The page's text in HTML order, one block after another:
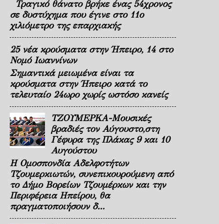
Τραγικό θάνατο βρήκε ένας 54χρονος
σε δυστύχημα που έγινε στο 11ο
χιλιόμετρο της επαρχιακής
25 νέα κρούσματα στην Ήπειρο, 14 στο
Νομό Ιωαννίνων
Σημαντικά μειωμένα είναι τα
κρούσματα στην Ήπειρο κατά το
τελευταίο 24ωρο χωρίς ωστόσο κανείς
ΤΖΟΥΜΕΡΚΑ-Μουσικές
βραδιές τον Αύγουστο,στη
Γέφυρα της Πλάκας 9 και 10
Αυγούστου
Η Ομοσπονδία Αδελφοτήτων
Τζουμερκιωτών, συνεπικουρούμενη από
το Δήμο Βορείων Τζουμέρκων και την
Περιφέρεια Ηπείρου, θα
πραγματοποιήσουν δ...